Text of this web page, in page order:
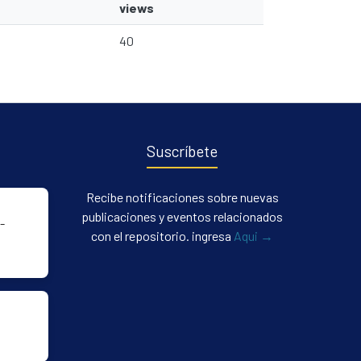
views
40
Suscríbete
Recibe notificaciones sobre nuevas
publicaciones y eventos relacionados
con el repositorio. ingresa Aqui →